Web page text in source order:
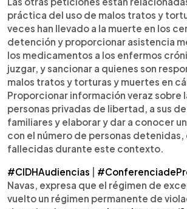
práctica del uso de malos tratos y
veces han llevado a la muerte en los
detención y proporcionar asistencia
los medicamentos a los enfermos
juzgar, y sancionar a quienes son
malos tratos y torturas y muertes en
Proporcionar información veraz sobre
personas privadas de libertad, a sus
familiares y elaborar y dar a conocer
con el número de personas
fallecidas durante este contexto.
#CIDHAudiencias
Navas, expresa que el régimen de
vuelto un régimen permanente de